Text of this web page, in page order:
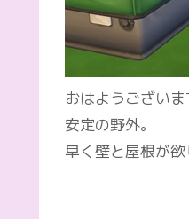
おはようございま
安定の野外。
早く壁と屋根が欲